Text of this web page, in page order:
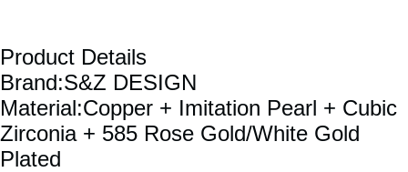
Product Details
Brand:S&Z DESIGN
Material:Copper + Imitation Pearl + Cubic
Zirconia + 585 Rose Gold/White Gold
Plated